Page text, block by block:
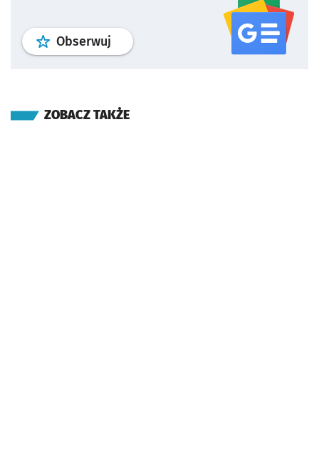
Obserwuj profil serwisu
ZOBACZ TAKŻE